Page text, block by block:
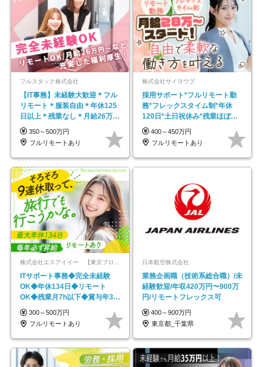
フルスタック株式会社
【IT事務】未経験大歓迎＊フル
リモート＊服装自由＊年休125
日以上＊残業なし＊月給26万円
以上
350～500万円
フルリモートあり
株式会社サイヨウブ
採用サポート*フルリモート勤
務*フレックスタイム制*年休
120日*土日祝休み*残業ほぼな
し*育児中社員8割以上
400～450万円
フルリモートあり
株式会社エスアイイー 【東京プロマーケット上場】
ITサポート事務◆完全未経験
OK◆年休134日◆リモート
OK◆残業月7h以下◆賞与年3回
◆5年目まで必ず昇給
300～500万円
フルリモートあり
日本航空株式会社
業務企画職（技術系総合職）/未
経験歓迎/年収420万円〜900万
円/リモートフレックス可
400～900万円
東京都_千葉県